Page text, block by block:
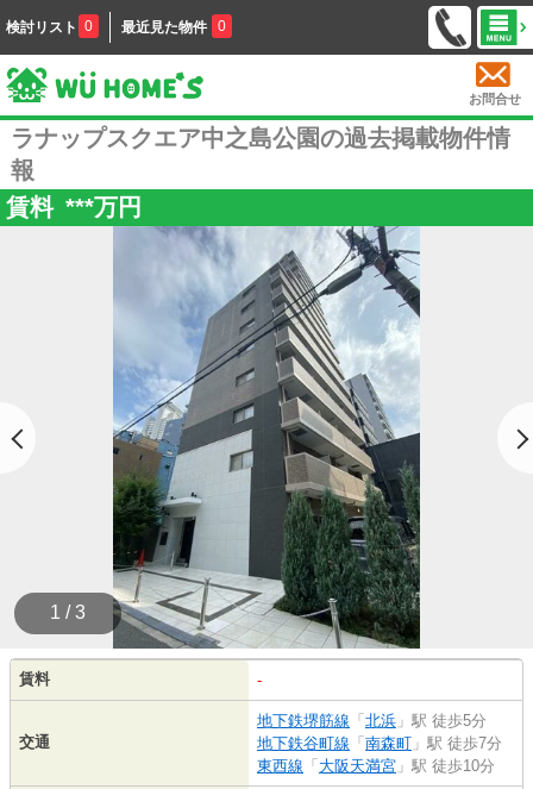
検討リスト 0 最近見た物件 0
お問合せ
ラナップスクエア中之島公園の過去掲載物件情
報
賃料 ***万円
1 / 3
賃料 -
交通
地下鉄堺筋線 「 北浜 」駅 徒歩5分
地下鉄谷町線 「 南森町 」駅 徒歩7分
東西線 「 大阪天満宮 」駅 徒歩10分